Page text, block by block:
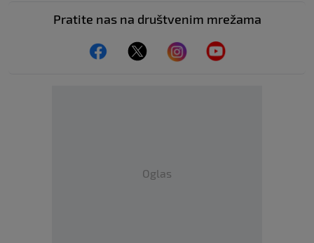
Pratite nas na društvenim mrežama
Oglas